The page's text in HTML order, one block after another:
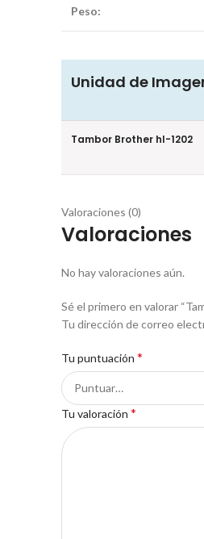
Peso:
Unidad de
Tambor Brother hl-1202
Valoraciones (0)
Valoraciones
No hay valoraciones aún.
Sé el primero en valorar
Tu dirección de correo
Tu puntuación *
Tu valoración *